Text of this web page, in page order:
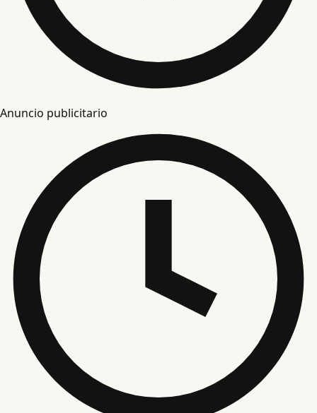
Anuncio publicitario